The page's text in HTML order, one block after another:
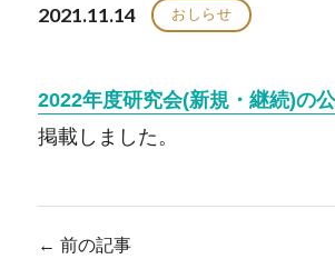
2021.11.14 おしらせ
2022年度研究会(新規・継続)の
掲載しました。
← 前の記事